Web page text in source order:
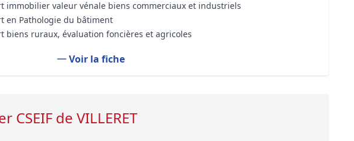
immobilier valeur vénale biens commerciaux et industriels
en Pathologie du bâtiment
biens ruraux, évaluation foncières et agricoles
Voir la fiche
de VILLERET